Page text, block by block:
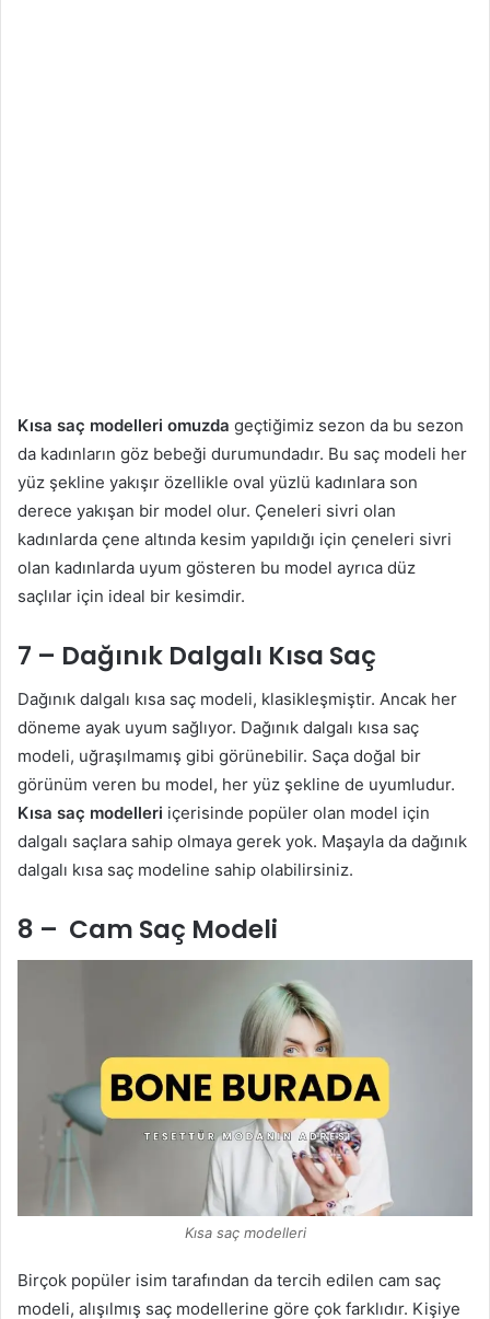
Kısa saç modelleri omuzda geçtiğimiz sezon da bu sezon
da kadınların göz bebeği durumundadır. Bu saç modeli her
yüz şekline yakışır özellikle oval yüzlü kadınlara son
derece yakışan bir model olur. Çeneleri sivri olan
kadınlarda çene altında kesim yapıldığı için çeneleri sivri
olan kadınlarda uyum gösteren bu model ayrıca düz
saçlılar için ideal bir kesimdir.
7 – Dağınık Dalgalı Kısa Saç
Dağınık dalgalı kısa saç modeli, klasikleşmiştir. Ancak her
döneme ayak uyum sağlıyor. Dağınık dalgalı kısa saç
modeli, uğraşılmamış gibi görünebilir. Saça doğal bir
görünüm veren bu model, her yüz şekline de uyumludur.
Kısa saç modelleri içerisinde popüler olan model için
dalgalı saçlara sahip olmaya gerek yok. Maşayla da dağınık
dalgalı kısa saç modeline sahip olabilirsiniz.
8 – Cam Saç Modeli
Kısa saç modelleri
Birçok popüler isim tarafından da tercih edilen cam saç
modeli, alışılmış saç modellerine göre çok farklıdır. Kişiye